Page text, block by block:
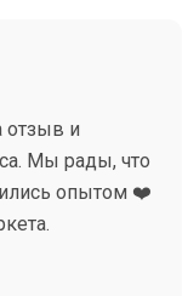
отзыв и
Мы рады, что
опытом ❤️